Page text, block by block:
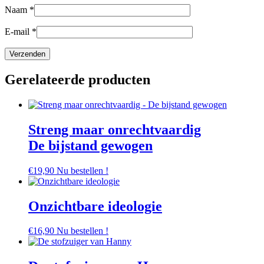
Naam *
E-mail *
Gerelateerde producten
Streng maar onrechtvaardig
De bijstand gewogen
€19,90 Nu bestellen !
Onzichtbare ideologie
€16,90 Nu bestellen !